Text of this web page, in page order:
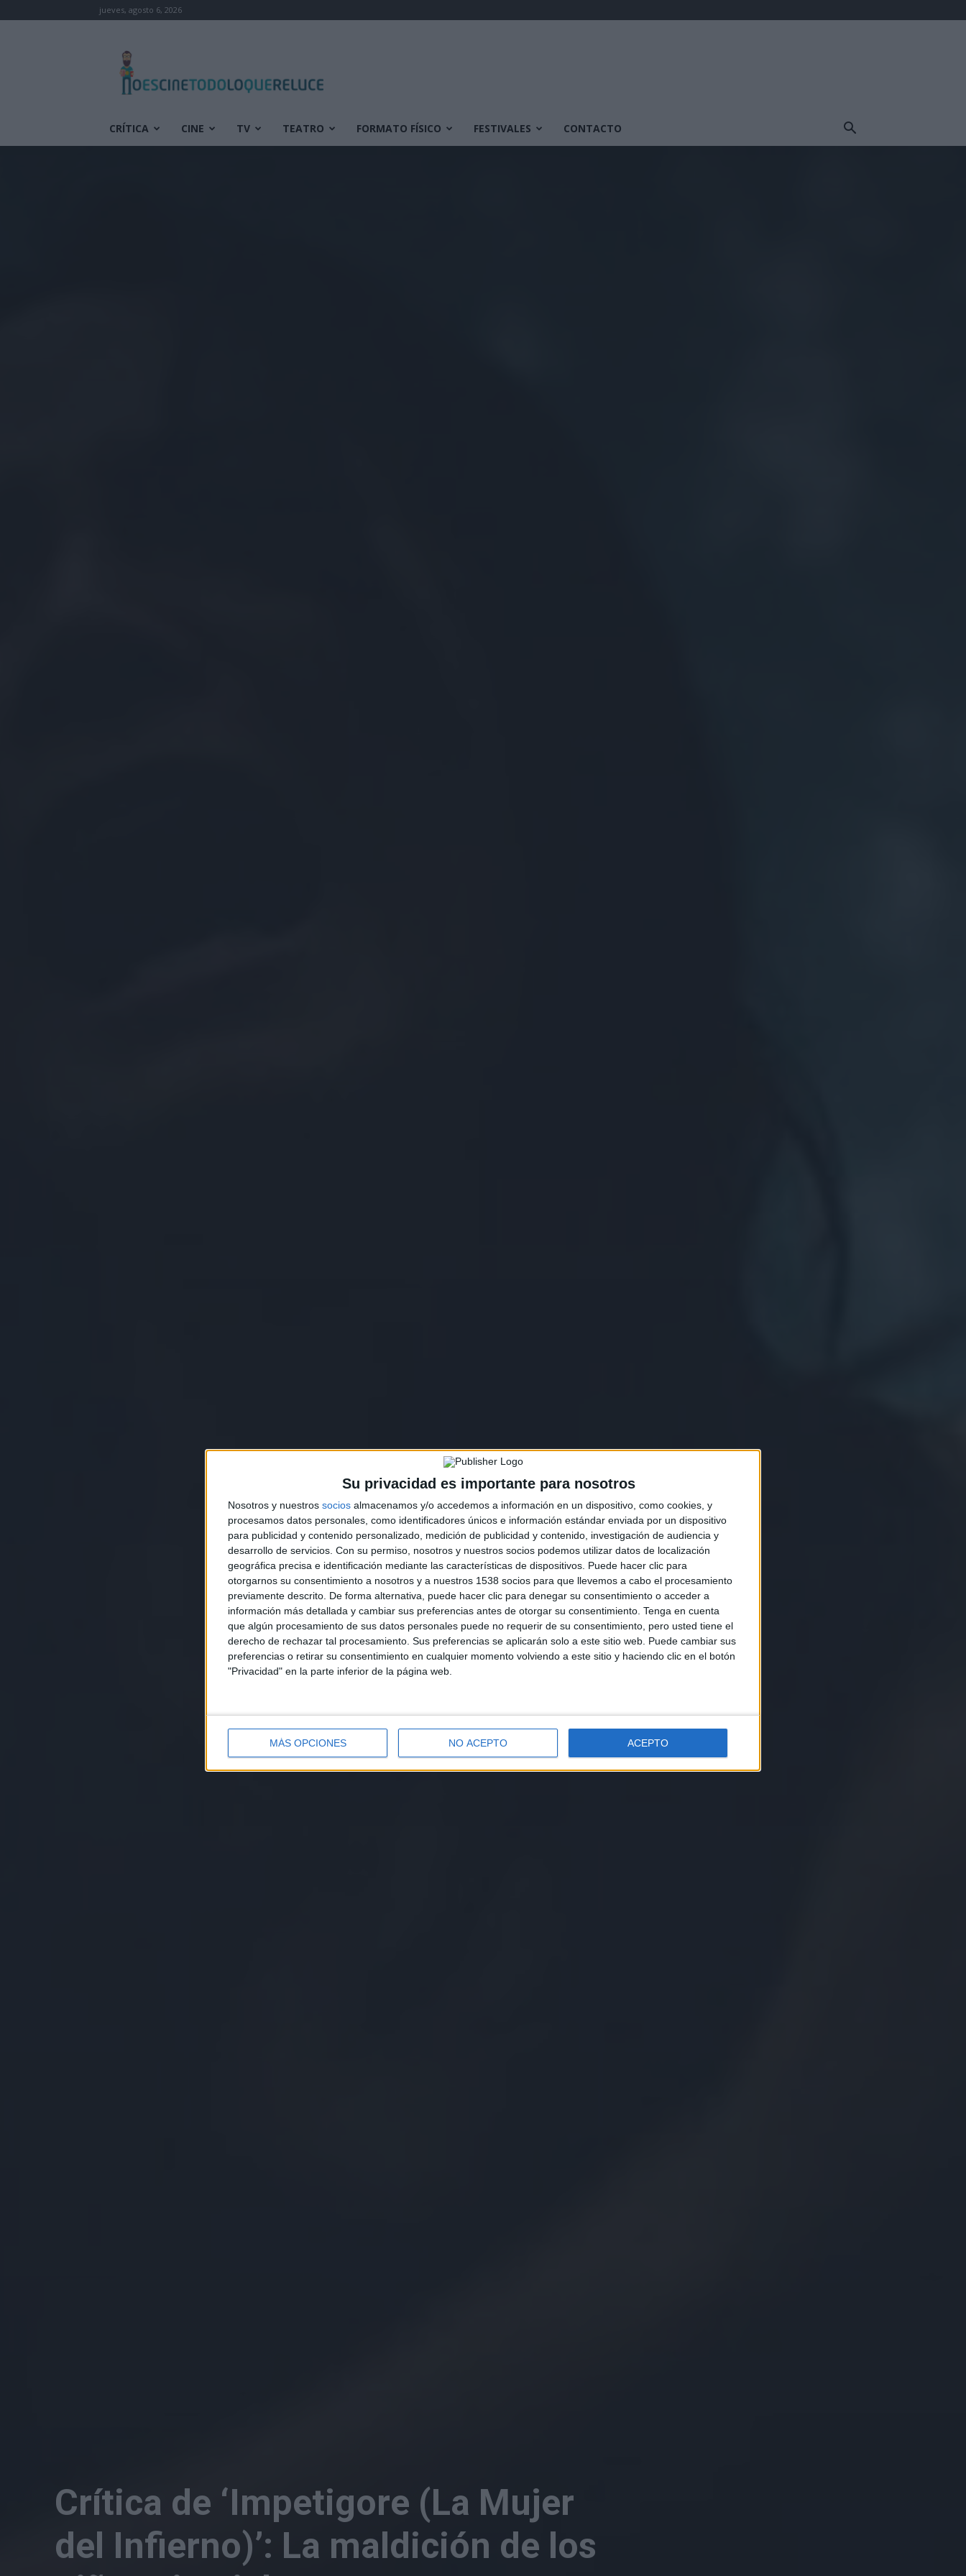
Su privacidad es importante para nosotros
Nosotros y nuestros socios almacenamos y/o accedemos a información en un dispositivo, como cookies, y
procesamos datos personales, como identificadores únicos e información estándar enviada por un dispositivo
para publicidad y contenido personalizado, medición de publicidad y contenido, investigación de audiencia y
desarrollo de servicios. Con su permiso, nosotros y nuestros socios podemos utilizar datos de localización
geográfica precisa e identificación mediante las características de dispositivos. Puede hacer clic para
otorgarnos su consentimiento a nosotros y a nuestros 1538 socios para que llevemos a cabo el procesamiento
previamente descrito. De forma alternativa, puede hacer clic para denegar su consentimiento o acceder a
información más detallada y cambiar sus preferencias antes de otorgar su consentimiento. Tenga en cuenta
que algún procesamiento de sus datos personales puede no requerir de su consentimiento, pero usted tiene el
derecho de rechazar tal procesamiento. Sus preferencias se aplicarán solo a este sitio web. Puede cambiar sus
preferencias o retirar su consentimiento en cualquier momento volviendo a este sitio y haciendo clic en el botón
"Privacidad" en la parte inferior de la página web.
MÁS OPCIONES NO ACEPTO ACEPTO
jueves, agosto 6, 2026
cine
todo
que
CRÍTICA CINE TV TEATRO FORMATO FÍSICO FESTIVALES CONTACTO
Crítica de ‘Impetigore (La Mujer
del Infierno)’: La maldición de los